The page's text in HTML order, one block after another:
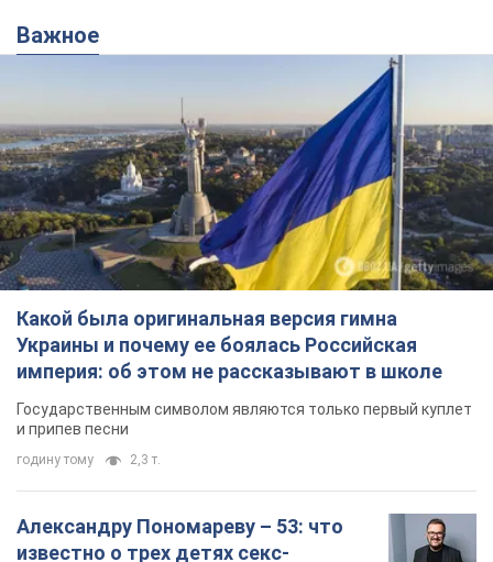
Какой была оригинальная версия гимна
Украины и почему ее боялась Российская
империя: об этом не рассказывают в школе
Государственным символом являются только первый куплет
и припев песни
годину тому 2,3 т.
Александру Пономареву – 53: что
известно о трех детях секс-
символа 90-х и как они выглядят
Несмотря на развитие карьеры, артист не
забывал о личном счастье
6 годин тому 6,7 т.
В ПриватБанке рассказали,
действительны ли доллары 1996
года: принимают ли обменники и
банки такие купюры
Что делать, если банки и обменники не
принимают старые доллары